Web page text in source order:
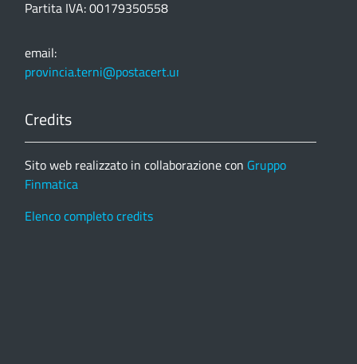
Partita IVA: 00179350558
email:
provincia.terni@postacert.umbria.it
Credits
Sito web realizzato in collaborazione con Gruppo
Finmatica
Elenco completo credits